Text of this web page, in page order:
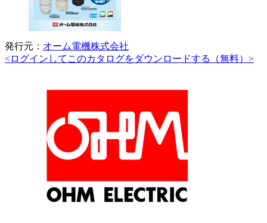
発行元： オーム電機株式会社
<ログインしてこのカタログをダウンロードする（無料）>